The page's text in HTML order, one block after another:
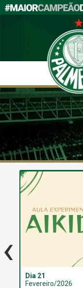
Dia 21
Fevereiro/2026
‹